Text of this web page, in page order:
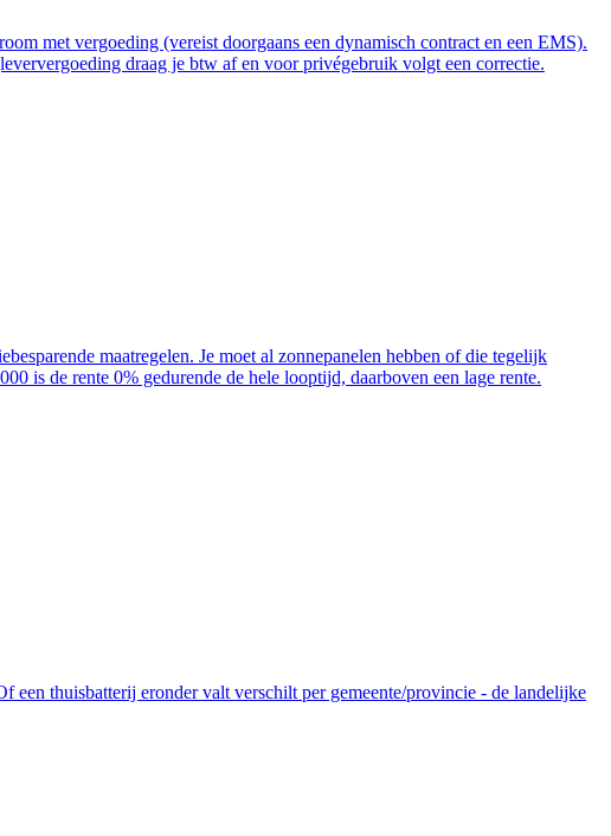
met vergoeding (vereist doorgaans een dynamisch contract en een EMS).
draag je btw af en voor privégebruik volgt een correctie.
maatregelen. Je moet al zonnepanelen hebben of die tegelijk
is de rente 0% gedurende de hele looptijd, daarboven een lage rente.
een thuisbatterij eronder valt verschilt per gemeente/provincie - de landelijke